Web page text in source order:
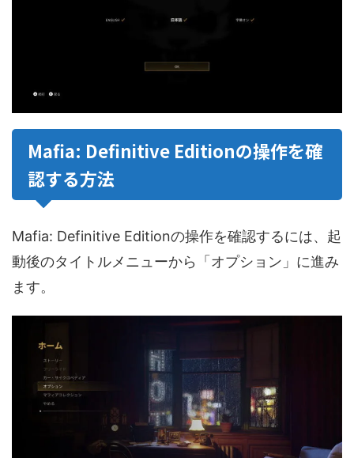
Mafia: Definitive Editionの操作を確
認する方法
Mafia: Definitive Editionの操作を確認するには、起
動後のタイトルメニューから「オプション」に進み
ます。